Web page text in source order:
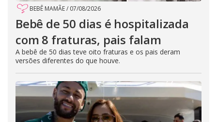
BEBÊ MAMÃE/ 07/08/2026
Bebê de 50 dias é hospitalizada
com 8 fraturas, pais falam
A bebê de 50 dias teve oito fraturas e os pais deram
versões diferentes do que houve.